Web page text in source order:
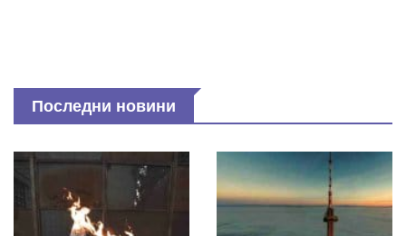
Последни новини